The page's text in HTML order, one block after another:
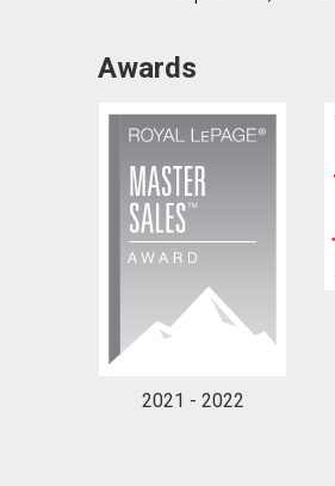
Awards
2021 - 2022